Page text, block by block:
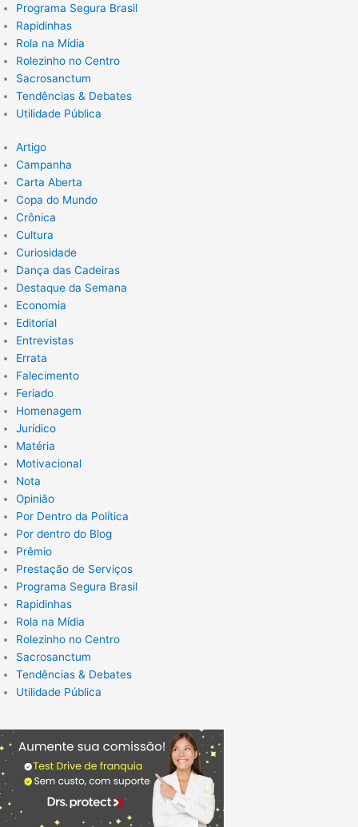
Programa Segura Brasil
Rapidinhas
Rola na Mídia
Rolezinho no Centro
Sacrosanctum
Tendências & Debates
Utilidade Pública
Artigo
Campanha
Carta Aberta
Copa do Mundo
Crônica
Cultura
Curiosidade
Dança das Cadeiras
Destaque da Semana
Economia
Editorial
Entrevistas
Errata
Falecimento
Feriado
Homenagem
Jurídico
Matéria
Motivacional
Nota
Opinião
Por Dentro da Política
Por dentro do Blog
Prêmio
Prestação de Serviços
Programa Segura Brasil
Rapidinhas
Rola na Mídia
Rolezinho no Centro
Sacrosanctum
Tendências & Debates
Utilidade Pública